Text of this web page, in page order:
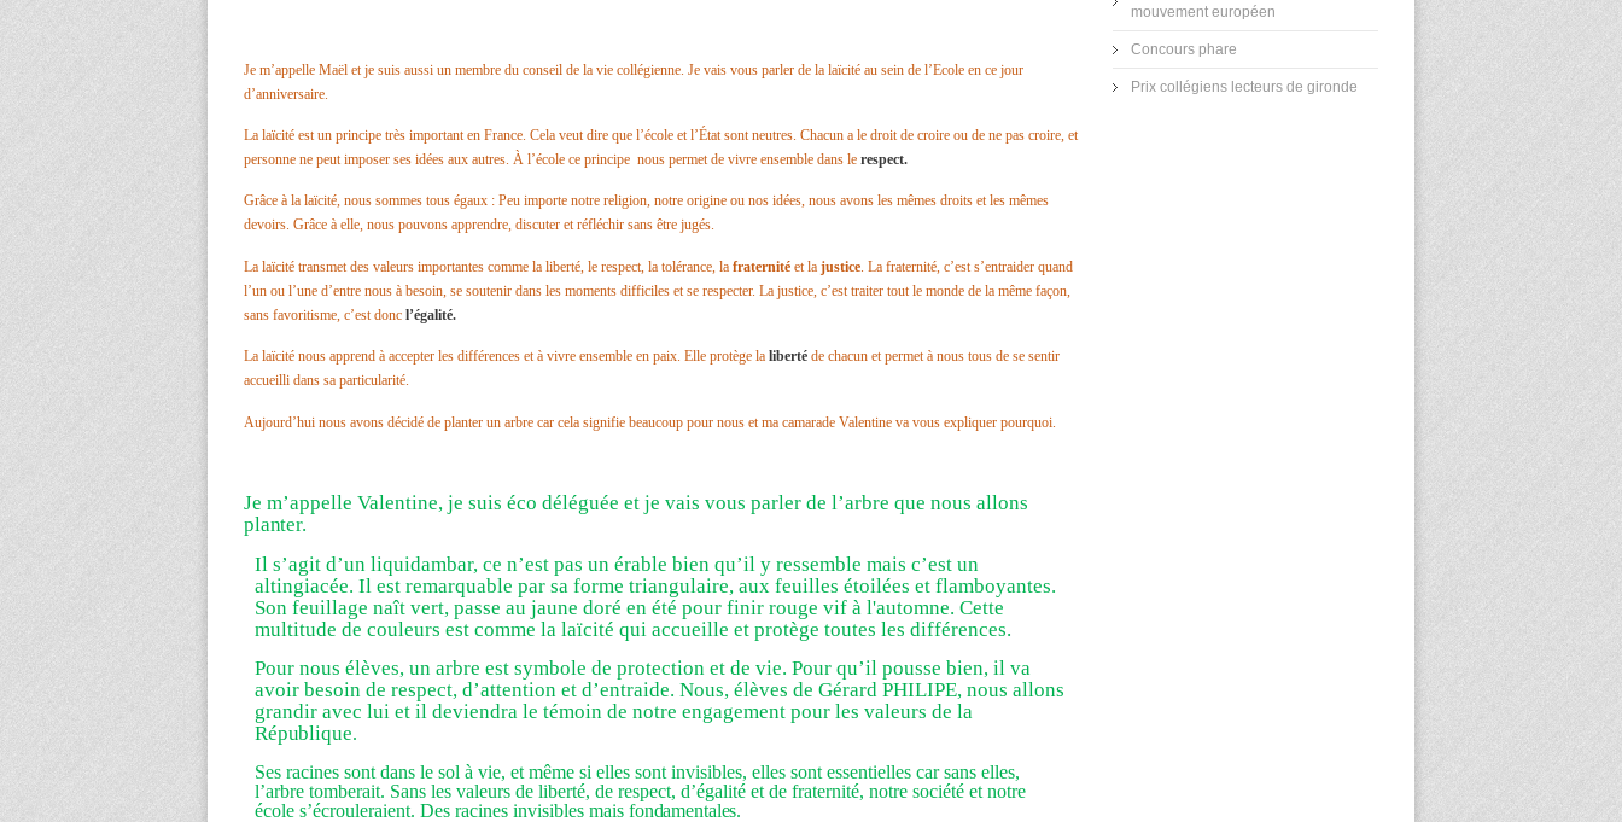
Je m’appelle Maël et je suis aussi un membre du conseil de la vie collégienne. Je vais vous parler de la laïcité au sein de l’Ecole en ce jour
d’anniversaire.
La laïcité est un principe très important en France. Cela veut dire que l’école et l’État sont neutres. Chacun a le droit de croire ou de ne pas croire, et
personne ne peut imposer ses idées aux autres. À l’école ce principe nous permet de vivre ensemble dans le respect.
Grâce à la laïcité, nous sommes tous égaux : Peu importe notre religion, notre origine ou nos idées, nous avons les mêmes droits et les mêmes
devoirs. Grâce à elle, nous pouvons apprendre, discuter et réfléchir sans être jugés.
La laïcité transmet des valeurs importantes comme la liberté, le respect, la tolérance, la fraternité et la justice . La fraternité, c’est s’entraider quand
l’un ou l’une d’entre nous à besoin, se soutenir dans les moments difficiles et se respecter. La justice, c’est traiter tout le monde de la même façon,
sans favoritisme, c’est donc l’égalité.
La laïcité nous apprend à accepter les différences et à vivre ensemble en paix. Elle protège la liberté de chacun et permet à nous tous de se sentir
accueilli dans sa particularité.
Aujourd’hui nous avons décidé de planter un arbre car cela signifie beaucoup pour nous et ma camarade Valentine va vous expliquer pourquoi.
Je m’appelle Valentine, je suis éco déléguée et je vais vous parler de l’arbre que nous allons
planter.
Il s’agit d’un liquidambar, ce n’est pas un érable bien qu’il y ressemble mais c’est un
altingiacée. Il est remarquable par sa forme triangulaire, aux feuilles étoilées et flamboyantes.
Son feuillage naît vert, passe au jaune doré en été pour finir rouge vif à l'automne. Cette
multitude de couleurs est comme la laïcité qui accueille et protège toutes les différences.
Pour nous élèves, un arbre est symbole de protection et de vie. Pour qu’il pousse bien, il va
avoir besoin de respect, d’attention et d’entraide. Nous, élèves de Gérard PHILIPE, nous allons
grandir avec lui et il deviendra le témoin de notre engagement pour les valeurs de la
République.
Ses racines sont dans le sol à vie, et même si elles sont invisibles, elles sont essentielles car sans elles,
l’arbre tomberait. Sans les valeurs de liberté, de respect, d’égalité et de fraternité, notre société et notre
école s’écrouleraient. Des racines invisibles mais fondamentales.
mouvement européen
Concours phare
Prix collégiens lecteurs de gironde